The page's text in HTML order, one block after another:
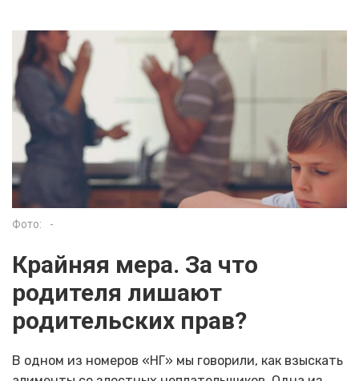
Фото: -
Крайняя мера. За что
родителя лишают
родительских прав?
В одном из номеров «НГ» мы говорили, как взыскать